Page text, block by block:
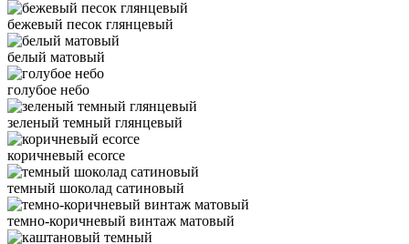
бежевый песок глянцевый
белый матовый
голубое небо
зеленый темный глянцевый
коричневый ecorce
темный шоколад сатиновый
темно-коричневый винтаж матовый